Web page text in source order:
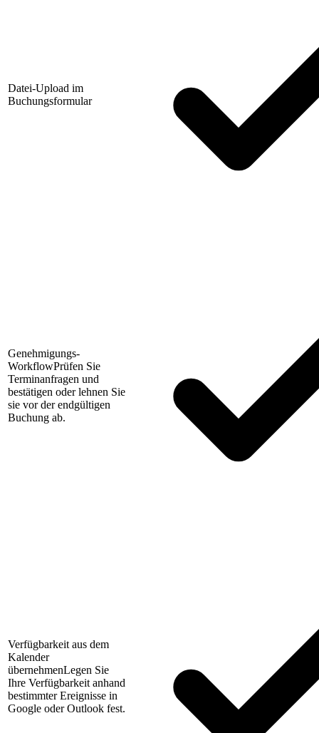
Datei-Upload im
Buchungsformular
Genehmigungs-
WorkflowPrüfen Sie
Terminanfragen und
bestätigen oder lehnen Sie
sie vor der endgültigen
Buchung ab.
Verfügbarkeit aus dem
Kalender
übernehmenLegen Sie
Ihre Verfügbarkeit anhand
bestimmter Ereignisse in
Google oder Outlook fest.